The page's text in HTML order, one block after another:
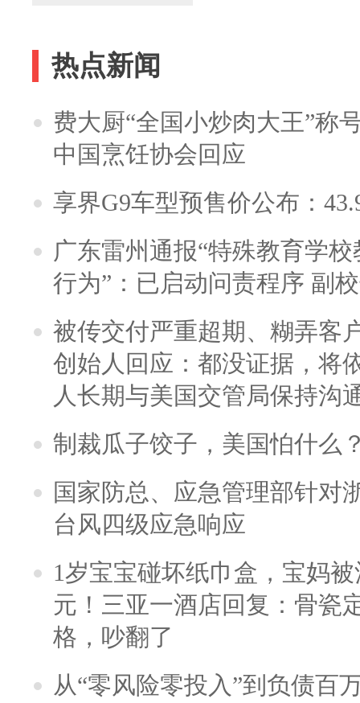
热点新闻
费大厨“全国小炒肉大王”称
中国烹饪协会回应
享界G9车型预售价公布：
广东雷州通报“特殊教育学
行为”：已启动问责程序 副
被传交付严重超期、糊弄客
创始人回应：都没证据，将
人长期与美国交管局保持沟
制裁瓜子饺子，美国怕什么
国家防总、应急管理部针对
台风四级应急响应
1岁宝宝碰坏纸巾盒，宝妈
元！三亚一酒店回复：骨瓷
格，吵翻了
从“零风险零投入”到负债百